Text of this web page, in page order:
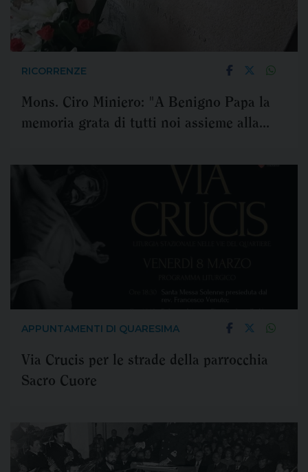
RICORRENZE
Mons. Ciro Miniero: "A Benigno Papa la
memoria grata di tutti noi assieme alla
APPUNTAMENTI DI QUARESIMA
Via Crucis per le strade della parrocchia
Sacro Cuore